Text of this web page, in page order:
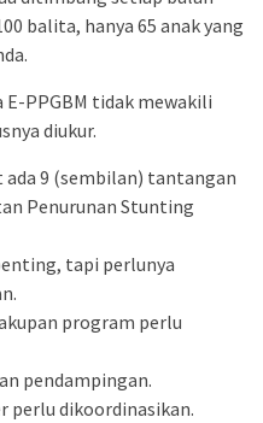
balita, hanya 65 anak yang
PPGBM tidak mewakili
diukur.
ada 9 (sembilan) tantangan
Penurunan Stunting
tapi perlunya
program perlu
pendampingan.
perlu dikoordinasikan.